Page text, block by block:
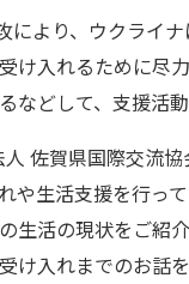
より、ウクライ
け入れるために尽
どして、支援活動
佐賀県国際交流
や生活支援を行っ
生活の現状をご紹
入れまでのお話